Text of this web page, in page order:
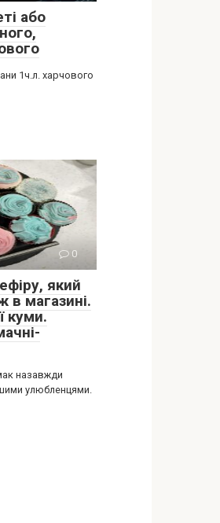
або
1ч.л. харчового
0
який
в магазині.
куми.
назавжди
улюбленцями.